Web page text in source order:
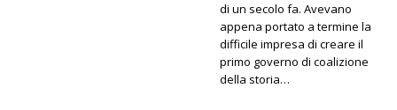
di un secolo fa. Avevano
appena portato a termine la
difficile impresa di creare il
primo governo di coalizione
della storia…